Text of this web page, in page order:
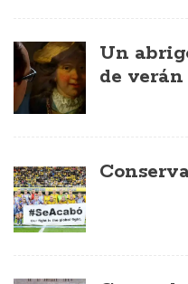
Un
de verán